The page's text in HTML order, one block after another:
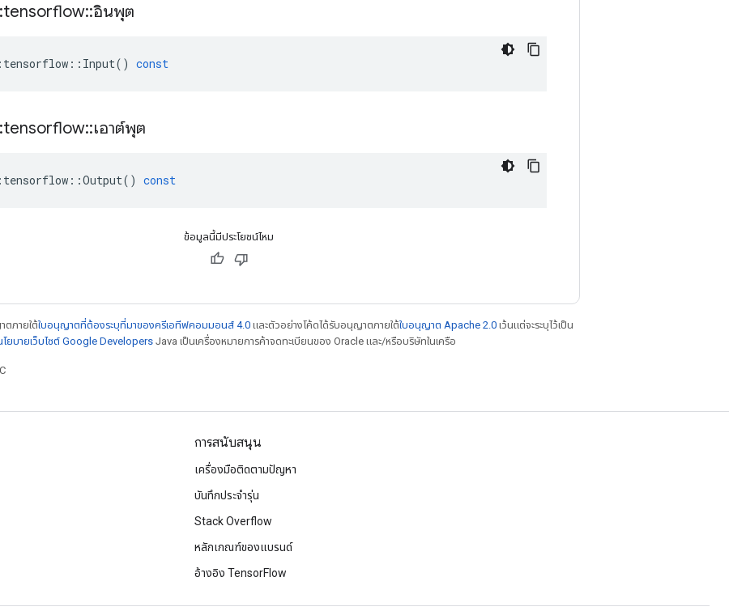
tensorflow::อินพุต
tensorflow :: Input() const
tensorflow::เอาต์พุต
tensorflow ::Output() const
ข้อมูลนี้มีประโยชน์ไหม
ตภายใต้ใบอนุญาตที่ต้องระบุที่มาของครีเอทีฟคอมมอนส์ 4.0 และตัวอย่างโค้ดได้รับอนุญาตภายใต้ใบอนุญาต Apache 2.0 เว้นแต่จะระบุไว้เป็น
โยบายเว็บไซต์ Google Developers Java เป็นเครื่องหมายการค้าจดทะเบียนของ Oracle และ/หรือบริษัทในเครือ
การสนับสนุน
เครื่องมือติดตามปัญหา
บันทึกประจำรุ่น
Stack Overflow
หลักเกณฑ์ของแบรนด์
อ้างอิง TensorFlow